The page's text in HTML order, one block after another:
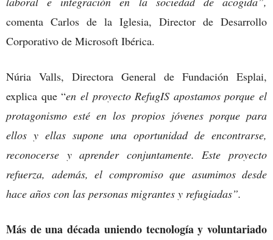
comenta Carlos de la Iglesia, Director de Desarrollo
Corporativo de Microsoft Ibérica.
Núria Valls, Directora General de Fundación Esplai,
explica que “en el proyecto RefugIS apostamos porque el
protagonismo esté en los propios jóvenes porque para
ellos y ellas supone una oportunidad de encontrarse,
reconocerse y aprender conjuntamente. Este proyecto
refuerza, además, el compromiso que asumimos desde
hace años con las personas migrantes y refugiadas”.
Más de una década uniendo tecnología y voluntariado